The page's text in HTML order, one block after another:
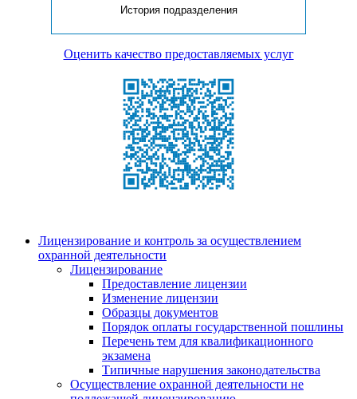
История подразделения
Оценить качество предоставляемых услуг
Лицензирование и контроль за осуществлением
охранной деятельности
Лицензирование
Предоставление лицензии
Изменение лицензии
Образцы документов
Порядок оплаты государственной пошлины
Перечень тем для квалификационного
экзамена
Типичные нарушения законодательства
Осуществление охранной деятельности не